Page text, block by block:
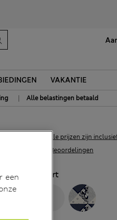
VAKANTIE
| Alle belastingen betaald
327 Beoordelingen
€24,00 Alle prijzen zijn
KLEUR: Zwart
een